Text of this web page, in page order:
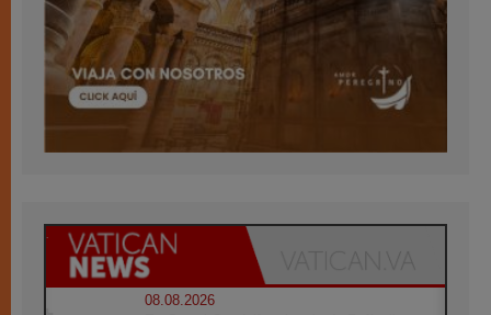
08.08.2026